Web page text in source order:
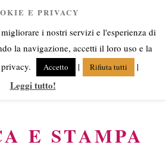
Corsini
cielo e terra
Menu
E STAMPA
E PRIVACY
i nostri servizi e l'esperienza di
la navigazione, accetti il loro uso e la
Accetto | Rifiuta tutti |
Leggi tutto!